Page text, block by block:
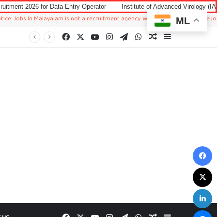
Entry Operator Institute of Advanced Virology (IAV) Notification
Malayalam is not a recruitment agency. We just sharing available job in
Facebook YouTubeInstagramTelegramWhatsAppRandom Article
ML